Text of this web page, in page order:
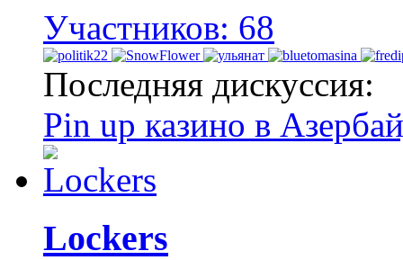
Участников: 68
Последняя дискуссия:
Pin up казино в
Lockers